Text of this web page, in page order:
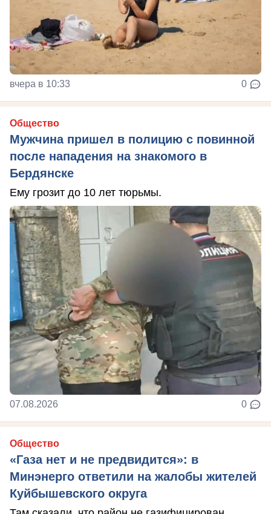
вчера в 10:33 0
Общество
Мужчина пришел в полицию с повинной
после нападения на знакомого в
Бердянске
Ему грозит до 10 лет тюрьмы.
07.08.2026 0
Общество
«Газа нет и не предвидится»: в
Минэнерго ответили на жалобы жителей
Куйбышевского округа